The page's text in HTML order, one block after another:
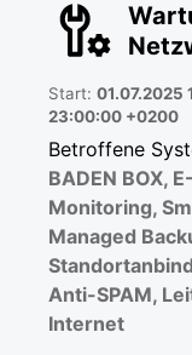
Start: 01.07.2025
23:00:00 +0200
Betroffene
BADEN BOX,
Monitoring,
Managed
Anti-SPAM,
Internet